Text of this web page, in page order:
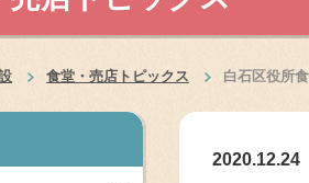
食堂・売店トピックス 白石区役所
2020.12.24